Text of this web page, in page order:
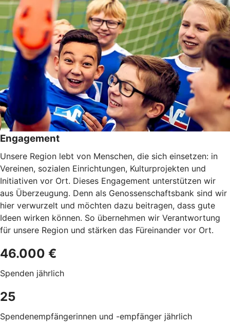
Engagement
Unsere Region lebt von Menschen, die sich einsetzen: in
Vereinen, sozialen Einrichtungen, Kulturprojekten und
Initiativen vor Ort. Dieses Engagement unterstützen wir
aus Überzeugung. Denn als Genossenschaftsbank sind wir
hier verwurzelt und möchten dazu beitragen, dass gute
Ideen wirken können. So übernehmen wir Verantwortung
für unsere Region und stärken das Füreinander vor Ort.
46.000 €
Spenden jährlich
25
Spendenempfängerinnen und -empfänger jährlich